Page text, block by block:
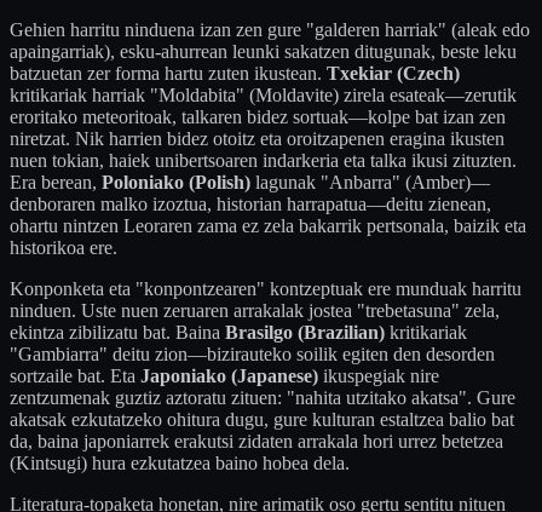
Gehien harritu ninduena izan zen gure "galderen harriak" (aleak edo
apaingarriak), esku-ahurrean leunki sakatzen ditugunak, beste leku
batzuetan zer forma hartu zuten ikustean. Txekiar (Czech)
kritikariak harriak "Moldabita" (Moldavite) zirela esateak—zerutik
eroritako meteoritoak, talkaren bidez sortuak—kolpe bat izan zen
niretzat. Nik harrien bidez otoitz eta oroitzapenen eragina ikusten
nuen tokian, haiek unibertsoaren indarkeria eta talka ikusi zituzten.
Era berean, Poloniako (Polish) lagunak "Anbarra" (Amber)—
denboraren malko izoztua, historian harrapatua—deitu zienean,
ohartu nintzen Leoraren zama ez zela bakarrik pertsonala, baizik eta
historikoa ere.
Konponketa eta "konpontzearen" kontzeptuak ere munduak harritu
ninduen. Uste nuen zeruaren arrakalak jostea "trebetasuna" zela,
ekintza zibilizatu bat. Baina Brasilgo (Brazilian) kritikariak
"Gambiarra" deitu zion—bizirauteko soilik egiten den desorden
sortzaile bat. Eta Japoniako (Japanese) ikuspegiak nire
zentzumenak guztiz aztoratu zituen: "nahita utzitako akatsa". Gure
akatsak ezkutatzeko ohitura dugu, gure kulturan estaltzea balio bat
da, baina japoniarrek erakutsi zidaten arrakala hori urrez betetzea
(Kintsugi) hura ezkutatzea baino hobea dela.
Literatura-topaketa honetan, nire arimatik oso gertu sentitu nituen